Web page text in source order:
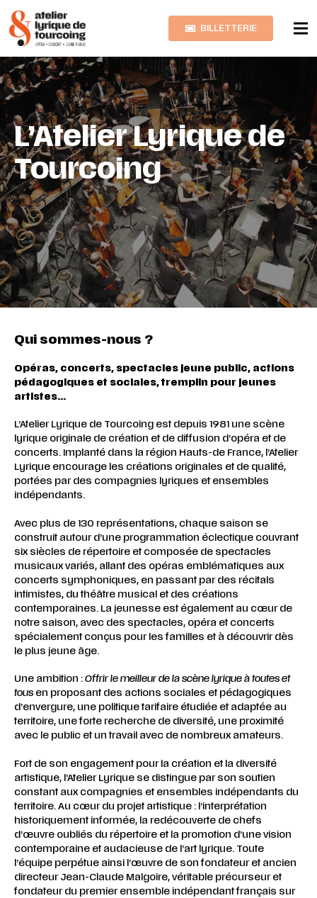
BILLETTERIE
L’Atelier Lyrique de
Tourcoing
Qui sommes-nous ?
Opéras, concerts, spectacles jeune public, actions
pédagogiques et sociales, tremplin pour jeunes
artistes…
L’Atelier Lyrique de Tourcoing est depuis 1981 une scène
lyrique originale de création et de diffusion d’opéra et de
concerts. Implanté dans la région Hauts-de France, l’Atelier
Lyrique encourage les créations originales et de qualité,
portées par des compagnies lyriques et ensembles
indépendants.
Avec plus de 130 représentations, chaque saison se
construit autour d’une programmation éclectique couvrant
six siècles de répertoire et composée de spectacles
musicaux variés, allant des opéras emblématiques aux
concerts symphoniques, en passant par des récitals
intimistes, du théâtre musical et des créations
contemporaines. La jeunesse est également au cœur de
notre saison, avec des spectacles, opéra et concerts
spécialement conçus pour les familles et à découvrir dès
le plus jeune âge.
Une ambition :Offrir le meilleur de la scène lyrique à toutes et
tousen proposant des actions sociales et pédagogiques
d’envergure, une politique tarifaire étudiée et adaptée au
territoire, une forte recherche de diversité, une proximité
avec le public et un travail avec de nombreux amateurs.
Fort de son engagement pour la création et la diversité
artistique, l’Atelier Lyrique se distingue par son soutien
constant aux compagnies et ensembles indépendants du
territoire. Au cœur du projet artistique : l’interprétation
historiquement informée, la redécouverte de chefs
d’œuvre oubliés du répertoire et la promotion d’une vision
contemporaine et audacieuse de l’art lyrique. Toute
l’équipe perpétue ainsi l’œuvre de son fondateur et ancien
directeur Jean-Claude Malgoire, véritable précurseur et
fondateur du premier ensemble indépendant français sur